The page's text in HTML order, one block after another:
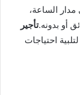
الساعة،
أو بدونه.تأجير
احتياجات